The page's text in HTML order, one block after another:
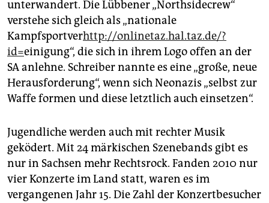
unterwandert. Die Lübbener „Northsidecrew“
verstehe sich gleich als „nationale
Kampfsportverhttp://onlinetaz.hal.taz.de/?
id=einigung“, die sich in ihrem Logo offen an der
SA anlehne. Schreiber nannte es eine „große, neue
Herausforderung“, wenn sich Neonazis „selbst zur
Waffe formen und diese letztlich auch einsetzen“.
Jugendliche werden auch mit rechter Musik
geködert. Mit 24 märkischen Szenebands gibt es
nur in Sachsen mehr Rechtsrock. Fanden 2010 nur
vier Konzerte im Land statt, waren es im
vergangenen Jahr 15. Die Zahl der Konzertbesucher